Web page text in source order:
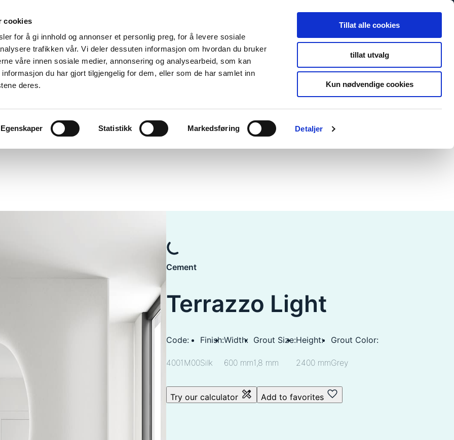
cookies
for å gi innhold og annonser et personlig preg, for å levere sosiale
trafikken vår. Vi deler dessuten informasjon om hvordan du bruker
våre innen sosiale medier, annonsering og analysearbeid, som kan
du har gjort tilgjengelig for dem, eller som de har samlet inn
deres.
Egenskaper Statistikk Markedsføring Detaljer
Tillat alle cookies
tillat utvalg
Kun nødvendige cookies
Cement
Terrazzo Light
Code:
4001M00
Finish:
Silk
Width:
600 mm
Grout Size:
1,8 mm
Height:
2400 mm
Grout Color:
Grey
Try our calculator Add to favorites